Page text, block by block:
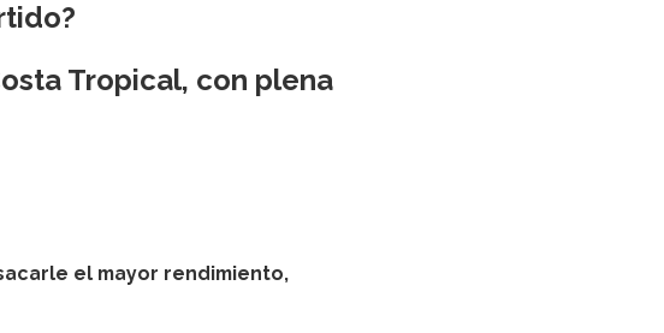
Tropical, con plena
el mayor rendimiento,